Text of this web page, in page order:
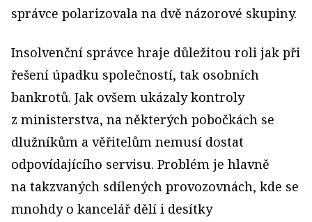
správce polarizovala na dvě názorové skupiny.
Insolvenční správce hraje důležitou roli jak při
řešení úpadku společností, tak osobních
bankrotů. Jak ovšem ukázaly kontroly
z ministerstva, na některých pobočkách se
dlužníkům a věřitelům nemusí dostat
odpovídajícího servisu. Problém je hlavně
na takzvaných sdílených provozovnách, kde se
mnohdy o kancelář dělí i desítky